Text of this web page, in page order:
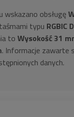
wskazano obsługę
typu RGBIC
to Wysokość 31
. Informacje zawarte
danych.